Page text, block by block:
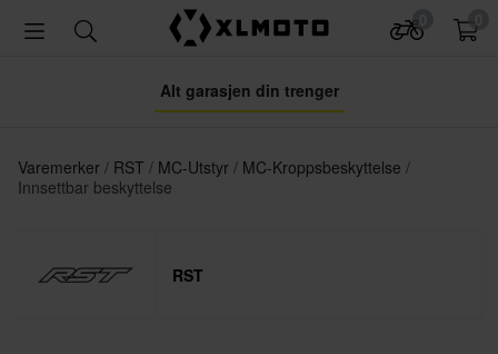
Alt garasjen din trenger
Varemerker RST MC-Utstyr
MC-Kroppsbeskyttelse
Innsettbar beskyttelse
RST